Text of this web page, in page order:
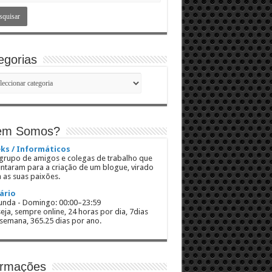
Somos?
/ Informáticos
de amigos e colegas de trabalho que
para a criação de um blogue, virado
as suas paixões.
- Domingo: 00:00–23:59
sempre online, 24 horas por dia, 7dias
365.25 dias por ano.